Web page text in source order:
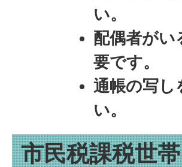
い。
配偶者がい
要です。
通帳の写し
い。
市民税課税世